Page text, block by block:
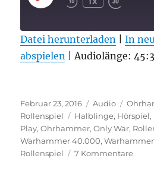
EPISODE
RSS FEED
TEILEN
EMBED
Datei herunterladen |In
abspielen |Audiolänge:
Veröffentlicht
am
Februar 23, 2016 Format
Audio
Rollenspiel
Schlagwörter
Halblinge, Hörspiel,
Play,Ohrhammer,Only War,
Warhammer 40.000,
Rollenspiel
7 Kommentarezu